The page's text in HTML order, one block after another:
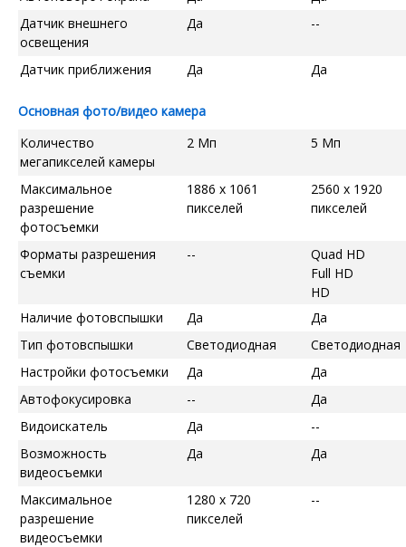
Датчик внешнего
освещения
Да --
Датчик приближения Да Да
Основная фото/видео камера
Количество
мегапикселей камеры
2 Мп 5 Мп
Максимальное
разрешение
фотосъемки
1886 x 1061
пикселей
2560 x 1920
пикселей
Форматы разрешения
съемки
--
Quad HD
Full HD
HD
Наличие фотовспышки
Да
Да
Тип фотовспышки
Светодиодная
Светодиодная
Настройки фотосъемки
Да
Да
Автофокусировка
--
Да
Видоискатель
Да
--
Возможность
видеосъемки
Да Да
Максимальное
разрешение
видеосъемки
1280 x 720
пикселей
--